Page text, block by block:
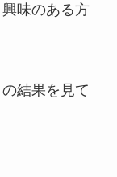
味のある方
結果を見て